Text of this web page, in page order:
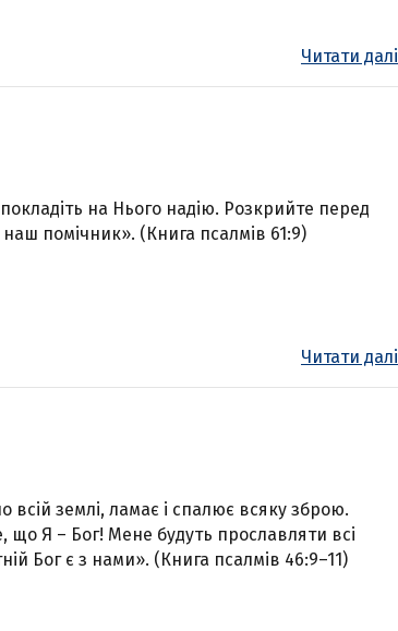
Читати далі
на Нього надію. Розкрийте перед
помічник». (Книга псалмів 61:9)
Читати далі
всій землі, ламає і спалює всяку зброю.
що Я – Бог! Мене будуть прославляти всі
Бог є з нами». (Книга псалмів 46:9–11)